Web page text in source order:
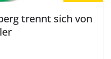
trennt sich von